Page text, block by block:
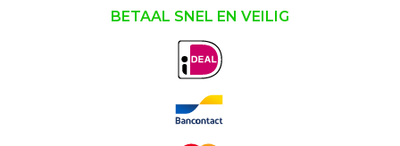
BETAAL SNEL EN VEILIG